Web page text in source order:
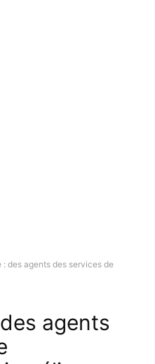
: des agents des services de
agents